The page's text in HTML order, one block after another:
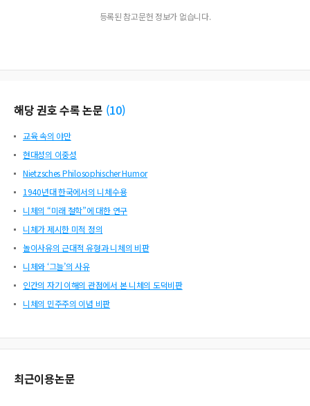
등록된 참고문헌 정보가 없습니다.
해당 권호 수록 논문 (10)
교육 속의 야만
현대성의 이중성
Nietzsches Philosophischer Humor
1940년대 한국에서의 니체수용
니체의 “미래 철학”에 대한 연구
니체가 제시한 미적 정의
놀이사유의 근대적 유형과 니체의 비판
니체와 ‘그늘’의 사유
인간의 자기 이해의 관점에서 본 니체의 도덕비판
니체의 민주주의 이념 비판
최근이용논문